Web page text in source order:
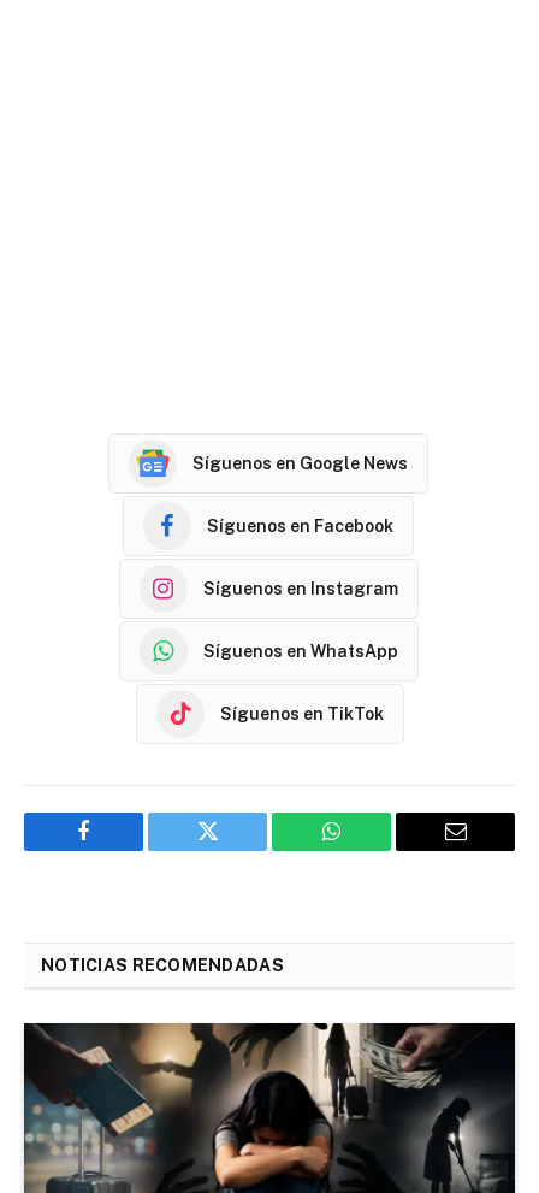
Síguenos en Google News
Síguenos en Facebook
Síguenos en Instagram
Síguenos en WhatsApp
Síguenos en TikTok
Facebook Twitter WhatsApp Email
NOTICIAS RECOMENDADAS